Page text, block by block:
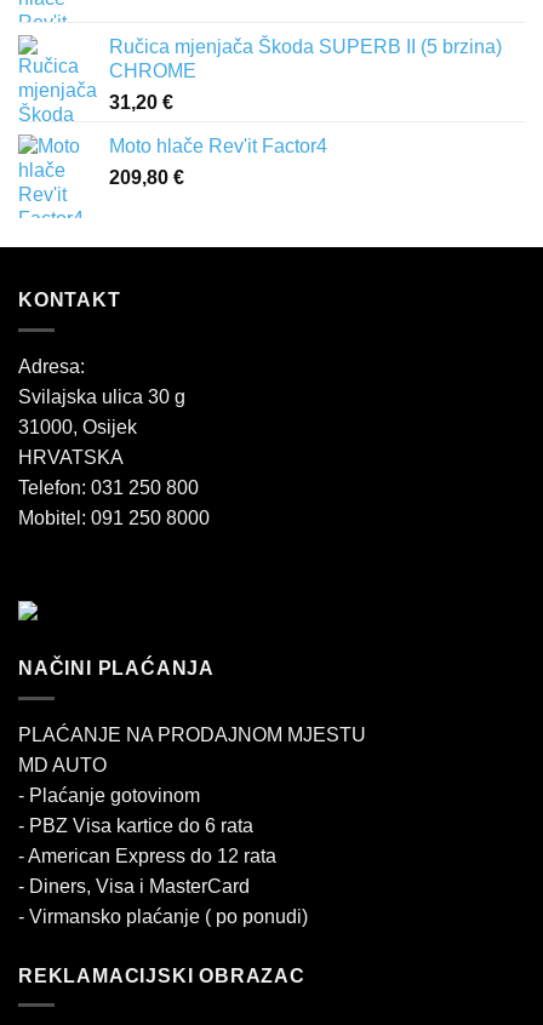
Ručica mjenjača Škoda SUPERB II (5 brzina)
CHROME
31,20 €
Moto hlače Rev'it Factor4
209,80 €
KONTAKT
Adresa:
Svilajska ulica 30 g
31000, Osijek
HRVATSKA
Telefon: 031 250 800
Mobitel: 091 250 8000
NAČINI PLAĆANJA
PLAĆANJE NA PRODAJNOM MJESTU
MD AUTO
- Plaćanje gotovinom
- PBZ Visa kartice do 6 rata
- American Express do 12 rata
- Diners, Visa i MasterCard
- Virmansko plaćanje ( po ponudi)
REKLAMACIJSKI OBRAZAC